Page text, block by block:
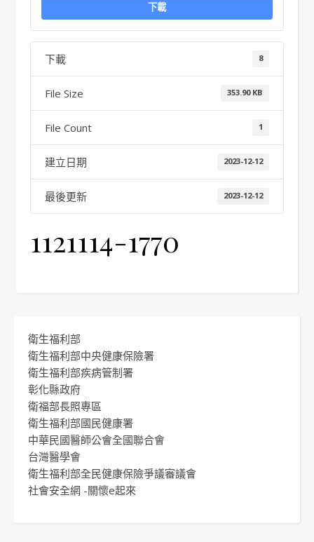
下載
下載 8
File Size 353.90 KB
File Count 1
建立日期 2023-12-12
最後更新 2023-12-12
1121114-1770
衛生福利部
衛生福利部中央健康保險署
衛生福利部疾病管制署
彰化縣政府
衛福部長照專區
衛生福利部國民健康署
中華民國醫師公會全國聯合會
台灣醫學會
衛生福利部全民健康保險爭議審議會
社會安全網 -關懷e起來